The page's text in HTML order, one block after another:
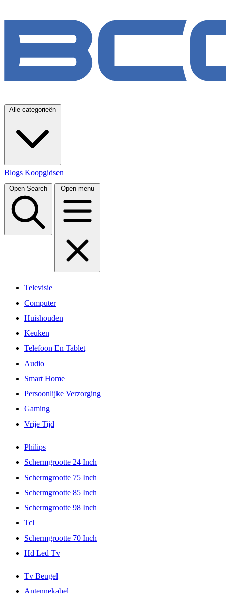
Alle categorieën
Blogs Koopgidsen
Open Search Open menu
Televisie
Computer
Huishouden
Keuken
Telefoon En Tablet
Audio
Smart Home
Persoonlijke Verzorging
Gaming
Vrije Tijd
Philips
Schermgrootte 24 Inch
Schermgrootte 75 Inch
Schermgrootte 85 Inch
Schermgrootte 98 Inch
Tcl
Schermgrootte 70 Inch
Hd Led Tv
Tv Beugel
Antennekabel